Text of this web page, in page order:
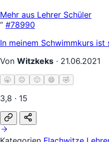
Mehr aus Lehrer Schüler
“ #78990
In meinem Schwimmkurs
Von Witzkeks · 21.06.2021
🥱 😐 🙂 😄 🤣
3,8 · 15